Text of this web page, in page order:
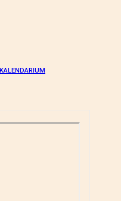
KALENDARIUM